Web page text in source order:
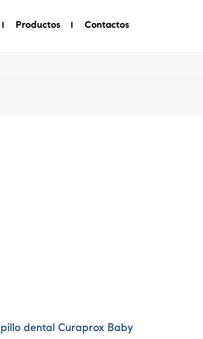
Productos Contactos
dental Curaprox Baby